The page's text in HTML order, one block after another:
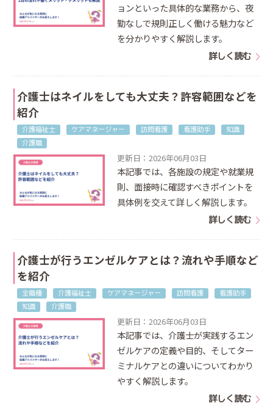
ョンといった具体的な業務から、夜
勤なしで規則正しく働ける魅力など
を分かりやすく解説します。
詳しく読む
介護士はネイルをしても大丈夫？許容範囲などを
紹介
介護福祉士 ケアマネージャー 訪問看護 看護助手
知識
介護職
更新日：2026年06月03日
本記事では、各施設の規定や就業規
則、面接時に確認すべきポイントを
具体例を交えて詳しく解説します。
詳しく読む
介護士が行うエンゼルケアとは？流れや手順など
を紹介
全職種 介護福祉士 ケアマネージャー 訪問看護
看護助手
知識
介護職
更新日：2026年06月03日
本記事では、介護士が実践するエン
ゼルケアの定義や目的、そしてター
ミナルケアとの違いについてわかり
やすく解説します。
詳しく読む